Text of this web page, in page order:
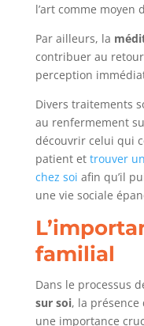
l’art comme moyen
Par ailleurs, la
contribuer au
perception
Divers traitements
au renfermement
découvrir celui qui
patient et trouver
chez soi afin qu’il
une vie sociale
familial
Dans le processus
sur soi, la présence
une importance